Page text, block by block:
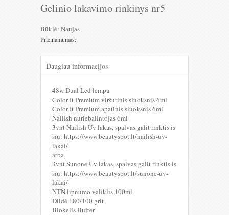
Gelinio lakavimo rinkinys nr5
Būklė: Naujas
Prieinamumas:
Daugiau informacijos
48w Dual Led lempa
Color It Premium viršutinis sluoksnis 6ml
Color It Premium apatinis sluoksnis 6ml
Nailish nuriebalintojas 6ml
3vnt Nailish Uv lakas, spalvas galit rinktis is
šių: https://www.beautyspot.lt/nailish-uv-
lakai/
arba
3vnt Sunone Uv lakas, spalvas galit rinktis is
šių: https://www.beautyspot.lt/sunone-uv-
lakai/
NTN lipnumo valiklis 100ml
Dildė 180/100 grit
Blokelis Buffer